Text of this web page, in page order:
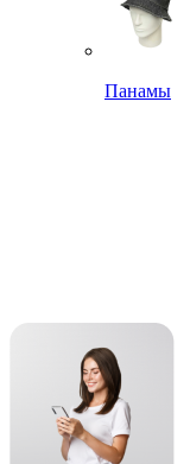
Панамы